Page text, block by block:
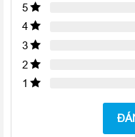
Wifi cũ 99% sở hữu
5
4
3
2
1